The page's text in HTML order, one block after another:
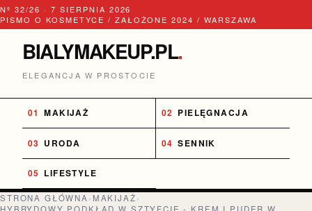
Nº 32/26 · 7 SIERPNIA 2026
PISMO O KOSMETYCE / ZAŁOŻONE 2024 / WARSZAWA
BIALYMAKEUP.PL.
ELEGANCJA W PROSTOCIE
MAKIJAŻ PIELĘGNACJA
URODA SENNIK
LIFESTYLE
STRONA GŁÓWNA› MAKIJAŻ›